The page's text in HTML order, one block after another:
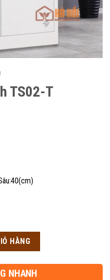
TS02-T
Giá
tại
là:
1,050,000₫.
HÀNG
NHANH